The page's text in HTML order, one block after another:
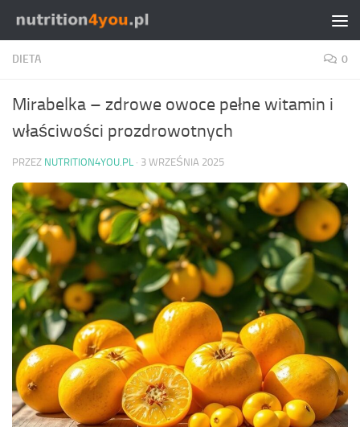
Przejdź do treści
DIETA 0
Mirabelka – zdrowe owoce pełne witamin i
właściwości prozdrowotnych
PRZEZ NUTRITION4YOU.PL · 3 WRZEŚNIA 2025